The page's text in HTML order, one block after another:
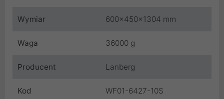
Wymiar 600x450x1304 mm
Waga 36000 g
Producent Lanberg
Kod WF01-6427-10S